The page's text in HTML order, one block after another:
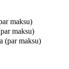
maksu)
maksu)
(par maksu)